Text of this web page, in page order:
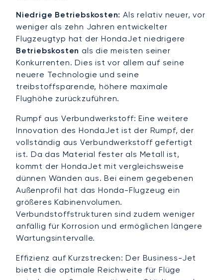
Niedrige Betriebskosten: Als relativ neuer, vor
weniger als zehn Jahren entwickelter
Flugzeugtyp hat der HondaJet niedrigere
Betriebskosten als die meisten seiner
Konkurrenten. Dies ist vor allem auf seine
neuere Technologie und seine
treibstoffsparende, höhere maximale
Flughöhe zurückzuführen.
Rumpf aus Verbundwerkstoff: Eine weitere
Innovation des HondaJet ist der Rumpf, der
vollständig aus Verbundwerkstoff gefertigt
ist. Da das Material fester als Metall ist,
kommt der HondaJet mit vergleichsweise
dünnen Wänden aus. Bei einem gegebenen
Außenprofil hat das Honda-Flugzeug ein
größeres Kabinenvolumen.
Verbundstoffstrukturen sind zudem weniger
anfällig für Korrosion und ermöglichen längere
Wartungsintervalle.
Effizienz auf Kurzstrecken: Der Business-Jet
bietet die optimale Reichweite für Flüge